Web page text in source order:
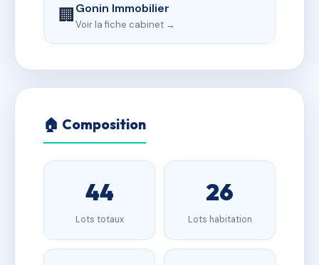
🏢Gonin Immobilier
Voir la fiche cabinet →
🏠 Composition
44
Lots totaux
26
Lots habitation